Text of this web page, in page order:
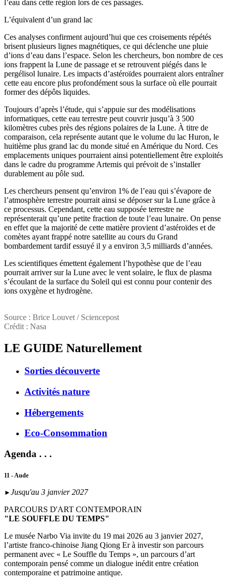
l’eau dans cette région lors de ces passages.
L’équivalent d’un grand lac
Ces analyses confirment aujourd’hui que ces croisements répétés
brisent plusieurs lignes magnétiques, ce qui déclenche une pluie
d’ions d’eau dans l’espace. Selon les chercheurs, bon nombre de ces
ions frappent la Lune de passage et se retrouvent piégés dans le
pergélisol lunaire. Les impacts d’astéroïdes pourraient alors entraîner
cette eau encore plus profondément sous la surface où elle pourrait
former des dépôts liquides.
Toujours d’après l’étude, qui s’appuie sur des modélisations
informatiques, cette eau terrestre peut couvrir jusqu’à 3 500
kilomètres cubes près des régions polaires de la Lune. À titre de
comparaison, cela représente autant que le volume du lac Huron, le
huitième plus grand lac du monde situé en Amérique du Nord. Ces
emplacements uniques pourraient ainsi potentiellement être exploités
dans le cadre du programme Artemis qui prévoit de s’installer
durablement au pôle sud.
Les chercheurs pensent qu’environ 1% de l’eau qui s’évapore de
l’atmosphère terrestre pourrait ainsi se déposer sur la Lune grâce à
ce processus. Cependant, cette eau supposée terrestre ne
représenterait qu’une petite fraction de toute l’eau lunaire. On pense
en effet que la majorité de cette matière provient d’astéroïdes et de
comètes ayant frappé notre satellite au cours du Grand
bombardement tardif essuyé il y a environ 3,5 milliards d’années.
Les scientifiques émettent également l’hypothèse que de l’eau
pourrait arriver sur la Lune avec le vent solaire, le flux de plasma
s’écoulant de la surface du Soleil qui est connu pour contenir des
ions oxygène et hydrogène.
Source : Brice Louvet / Sciencepost
Crédit : Nasa
LE GUIDE Naturellement
Sorties découverte
Activités nature
Hébergements
Eco-Consommation
Agenda . . .
11 - Aude
► Jusqu'au 3 janvier 2027
PARCOURS D'ART CONTEMPORAIN
"LE SOUFFLE DU TEMPS"
Le musée Narbo Via invite du 19 mai 2026 au 3 janvier 2027,
l’artiste franco-chinoise Jiang Qiong Er à investir son parcours
permanent avec « Le Souffle du Temps », un parcours d’art
contemporain pensé comme un dialogue inédit entre création
contemporaine et patrimoine antique.